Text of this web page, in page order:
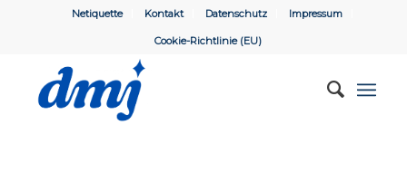
Netiquette Kontakt Datenschutz Impressum
Cookie-Richtlinie (EU)